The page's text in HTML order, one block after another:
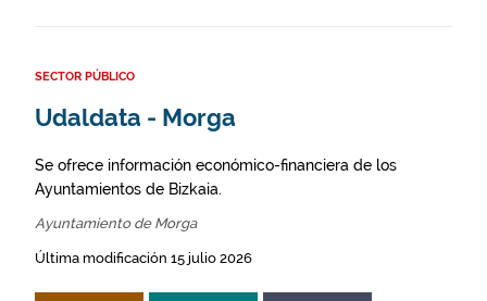
SECTOR PÚBLICO
Udaldata - Morga
Se ofrece información económico-financiera de los
Ayuntamientos de Bizkaia.
Ayuntamiento de Morga
Última modificación 15 julio 2026